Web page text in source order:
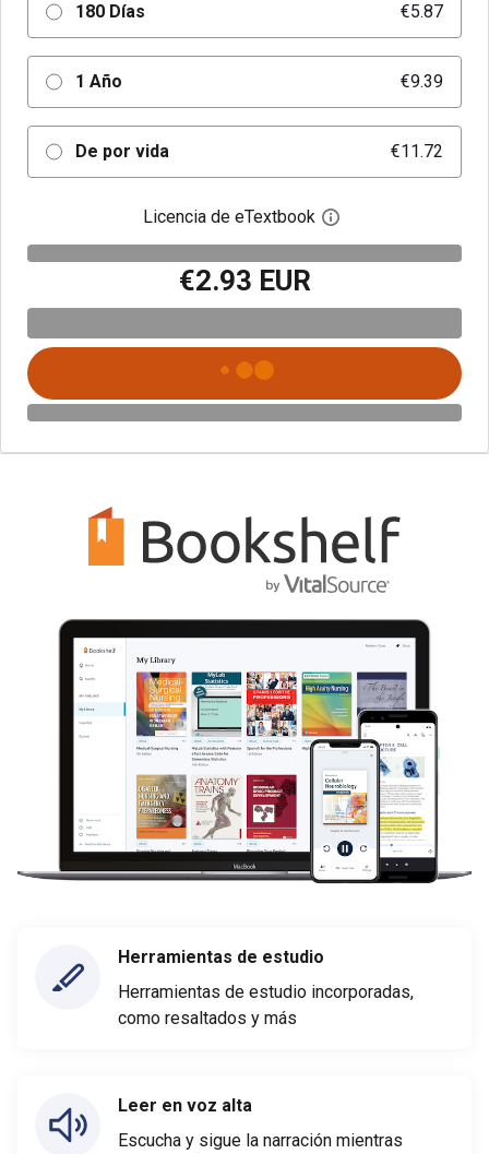
180 Días €5.87
1 Año €9.39
De por vida €11.72
Licencia de eTextbook Abre el cuadro de
€2.93 EUR
Herramientas de estudio
Herramientas de estudio incorporadas,
como resaltados y más
Leer en voz alta
Escucha y sigue la narración mientras